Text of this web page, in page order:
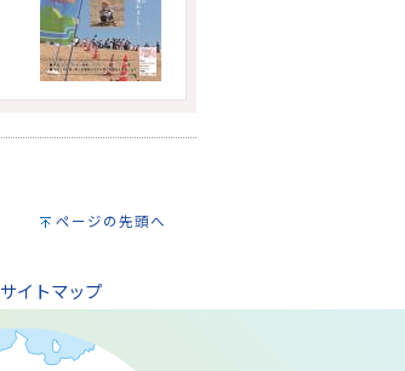
ページの先頭へ
サイトマップ